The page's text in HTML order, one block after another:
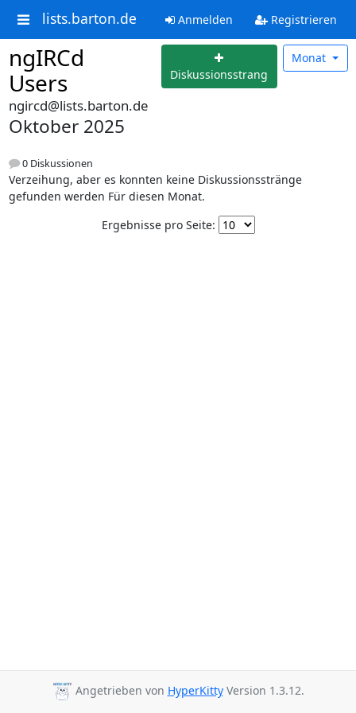
lists.barton.de Anmelden Registrieren
ngIRCd
Users
Diskussionsstrang
Monat
ngircd@lists.barton.de
Oktober 2025
0 Diskussionen
Verzeihung, aber es konnten keine Diskussionsstränge
gefunden werden Für diesen Monat.
Ergebnisse pro Seite:
Angetrieben von HyperKittyVersion 1.3.12.